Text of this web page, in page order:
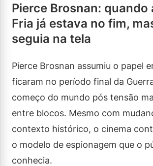
Pierce Brosnan: quando
Fria já estava no fim,
seguia na tela
Pierce Brosnan assumiu o papel
ficaram no período final da
começo do mundo pós tensão
entre blocos. Mesmo com
contexto histórico, o cinema
o modelo de espionagem que o
conhecia.